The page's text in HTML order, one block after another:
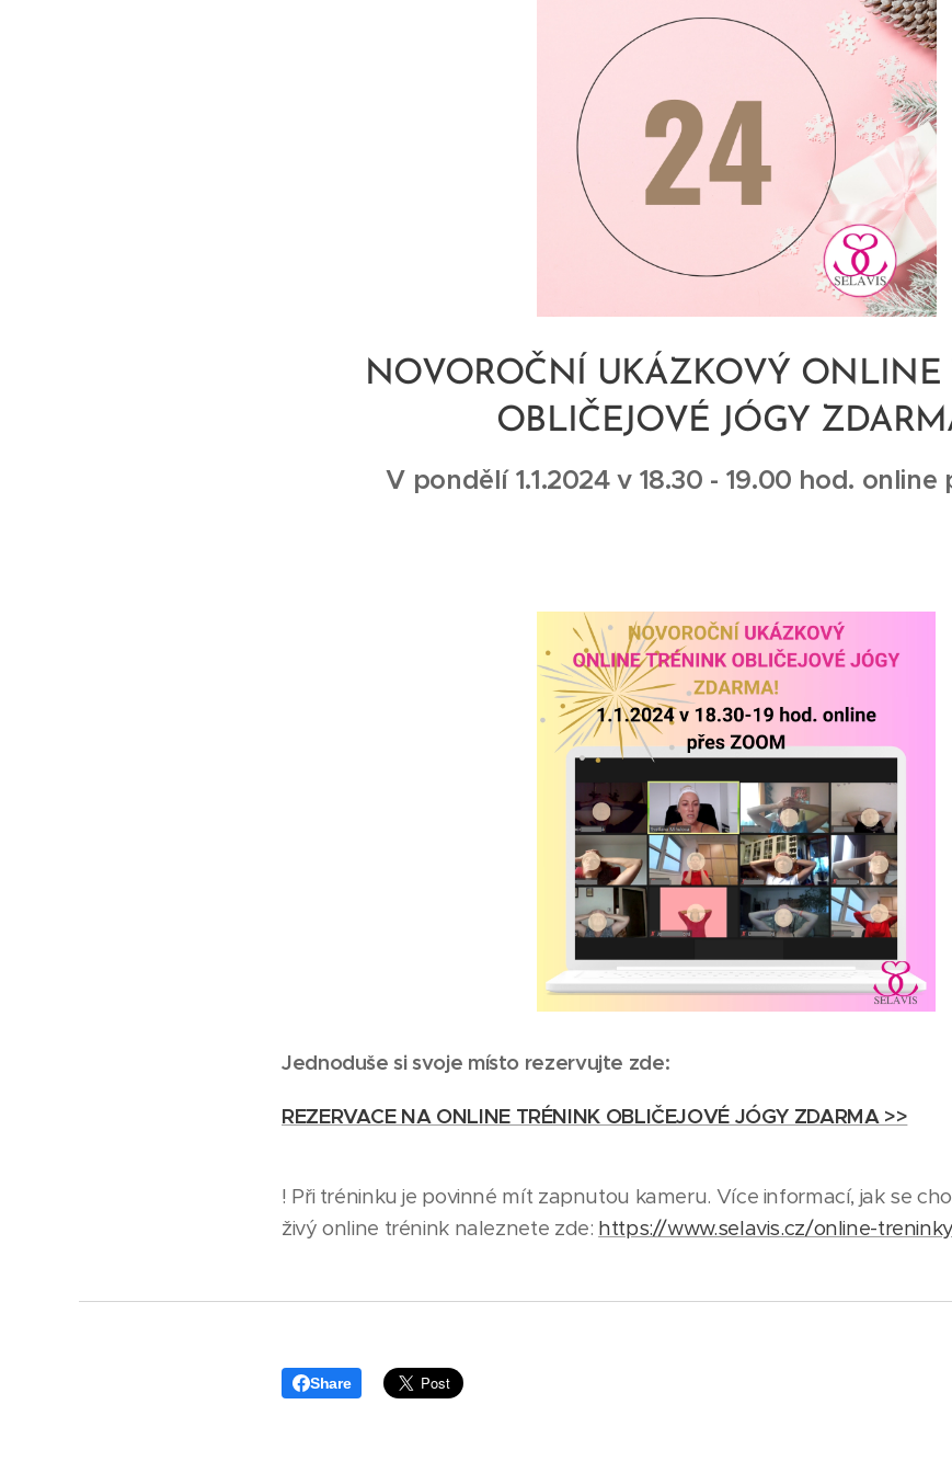
NOVOROČNÍ UKÁZKOVÝ ONLINE
OBLIČEJOVÉ JÓGY
V pondělí 1.1.2024 v 18.30 - 19.00 hod. online
Jednoduše si svoje místo rezervujte zde:
REZERVACE NA ONLINE TRÉNINK OBLIČEJOVÉ JÓGY ZDARMA >>
! Při tréninku je povinné mít zapnutou kameru. Více informací, jak se
živý online trénink naleznete zde: https://www.selavis.cz/online-
Share